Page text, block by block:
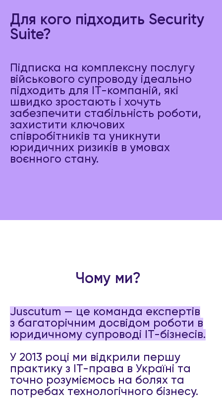
Для кого підходить Security
Suite?
Підписка на комплексну послугу
військового супроводу ідеально
підходить для IT-компаній, які
швидко зростають і хочуть
забезпечити стабільність роботи,
захистити ключових
співробітників та уникнути
юридичних ризиків в умовах
воєнного стану.
Чому ми?
Juscutum — це команда експертів
з багаторічним досвідом роботи в
юридичному супроводі IT-бізнесів.
У 2013 році ми відкрили першу
практику з ІТ-права в Україні та
точно розуміємось на болях та
потребах технологічного бізнесу.